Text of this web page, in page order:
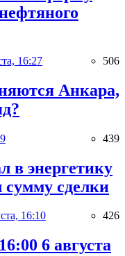
16:27 506
Анкара,
439
в энергетику
сделки
16:10 426
6 августа